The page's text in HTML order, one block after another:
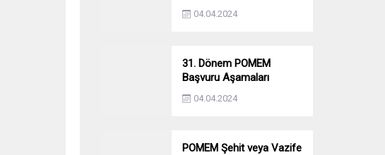
Başvuru Ekranı
04.04.2024
31. Dönem POMEM
Başvuru Aşamaları
Nelerdir? Ön Sağlık –
Parkur – Mülakat
04.04.2024
POMEM Şehit veya Vazife